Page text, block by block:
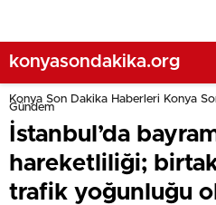
konyasondakika.org
Konya Son Dakika Haberleri Konya
Gündem
İstanbul’da
hareketliliği;
trafik yoğunluğu